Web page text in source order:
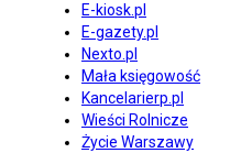
E-kiosk.pl
E-gazety.pl
Nexto.pl
Mała księgowość
Kancelarierp.pl
Wieści Rolnicze
Życie Warszawy